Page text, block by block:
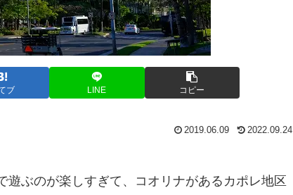
ブ LINE コピー
2019.06.09 2022.09.24
ぶのが楽しすぎて、コオリナがあるカポレ地区